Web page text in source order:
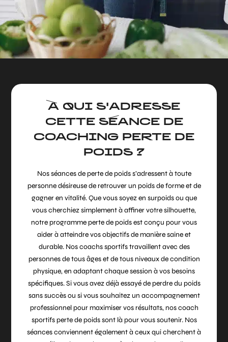
À QUI S'ADRESSE
CETTE SÉANCE DE
COACHING PERTE DE
POIDS ?
Nos séances de perte de poids s’adressent à toute
personne désireuse de retrouver un poids de forme et de
gagner en vitalité. Que vous soyez en surpoids ou que
vous cherchiez simplement à affiner votre silhouette,
notre programme perte de poids est conçu pour vous
aider à atteindre vos objectifs de manière saine et
durable. Nos coachs sportifs travaillent avec des
personnes de tous âges et de tous niveaux de condition
physique, en adaptant chaque session à vos besoins
spécifiques. Si vous avez déjà essayé de perdre du poids
sans succès ou si vous souhaitez un accompagnement
professionnel pour maximiser vos résultats, nos coach
sportifs perte de poids sont là pour vous soutenir. Nos
séances conviennent également à ceux qui cherchent à